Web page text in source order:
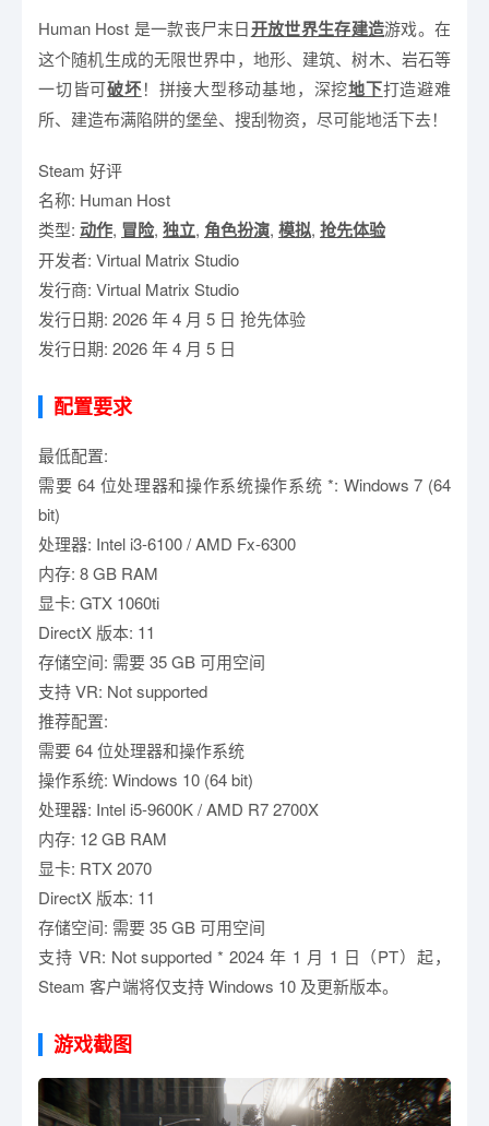
Human Host 是一款丧尸末日开放世界生存建造游戏。在
这个随机生成的无限世界中，地形、建筑、树木、岩石等
一切皆可破坏！拼接大型移动基地，深挖地下打造避难
所、建造布满陷阱的堡垒、搜刮物资，尽可能地活下去！
Steam 好评
名称: Human Host
类型: 动作, 冒险, 独立, 角色扮演, 模拟, 抢先体验
开发者: Virtual Matrix Studio
发行商: Virtual Matrix Studio
发行日期: 2026 年 4 月 5 日 抢先体验
发行日期: 2026 年 4 月 5 日
配置要求
最低配置:
需要 64 位处理器和操作系统操作系统 *: Windows 7 (64
bit)
处理器: Intel i3-6100 / AMD Fx-6300
内存: 8 GB RAM
显卡: GTX 1060ti
DirectX 版本: 11
存储空间: 需要 35 GB 可用空间
支持 VR: Not supported
推荐配置:
需要 64 位处理器和操作系统
操作系统: Windows 10 (64 bit)
处理器: Intel i5-9600K / AMD R7 2700X
内存: 12 GB RAM
显卡: RTX 2070
DirectX 版本: 11
存储空间: 需要 35 GB 可用空间
支持 VR: Not supported * 2024 年 1 月 1 日（PT）起，
Steam 客户端将仅支持 Windows 10 及更新版本。
游戏截图